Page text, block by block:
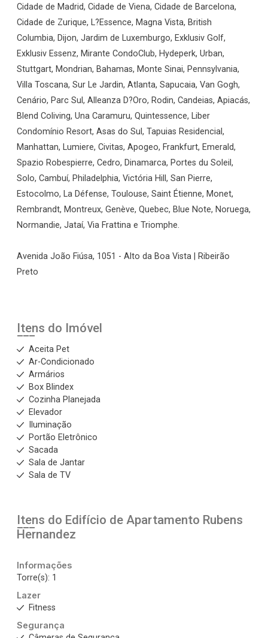
Cidade de Madrid, Cidade de Viena, Cidade de Barcelona,
Cidade de Zurique, L?Essence, Magna Vista, British
Columbia, Dijon, Jardim de Luxemburgo, Exklusiv Golf,
Exklusiv Essenz, Mirante CondoClub, Hydeperk, Urban,
Stuttgart, Mondrian, Bahamas, Monte Sinai, Pennsylvania,
Villa Toscana, Sur Le Jardin, Atlanta, Sapucaia, Van Gogh,
Cenário, Parc Sul, Alleanza D?Oro, Rodin, Candeias, Apiacás,
Blend Coliving, Una Caramuru, Quintessence, Liber
Condomínio Resort, Asas do Sul, Tapuias Residencial,
Manhattan, Lumiere, Civitas, Apogeo, Frankfurt, Emerald,
Spazio Robespierre, Cedro, Dinamarca, Portes du Soleil,
Solo, Cambuí, Philadelphia, Victória Hill, San Pierre,
Estocolmo, La Défense, Toulouse, Saint Étienne, Monet,
Rembrandt, Montreux, Genève, Quebec, Blue Note, Noruega,
Normandie, Jataí, Via Frattina e Triomphe.
Avenida João Fiúsa, 1051 - Alto da Boa Vista | Ribeirão
Preto
Itens do Imóvel
Aceita Pet
Ar-Condicionado
Armários
Box Blindex
Cozinha Planejada
Elevador
Iluminação
Portão Eletrônico
Sacada
Sala de Jantar
Sala de TV
Itens do Edifício de Apartamento Rubens
Hernandez
Informações
Torre(s): 1
Lazer
Fitness
Segurança